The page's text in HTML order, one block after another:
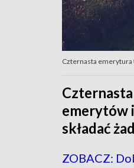
Czternasta emerytura
emerytów
składać
ZOBACZ: